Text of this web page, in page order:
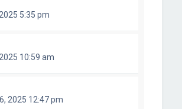
5:35 pm
10:59 am
2025 12:47 pm